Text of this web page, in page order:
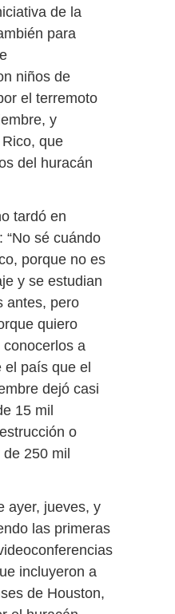
de la
para
niños de
el terremoto
y
que
del huracán
tardó en
“No sé cuándo
porque no es
y se estudian
antes, pero
quiero
a
el país que el
dejó casi
15 mil
o
250 mil
ayer, jueves, y
las primeras
incluyeron a
de Houston,